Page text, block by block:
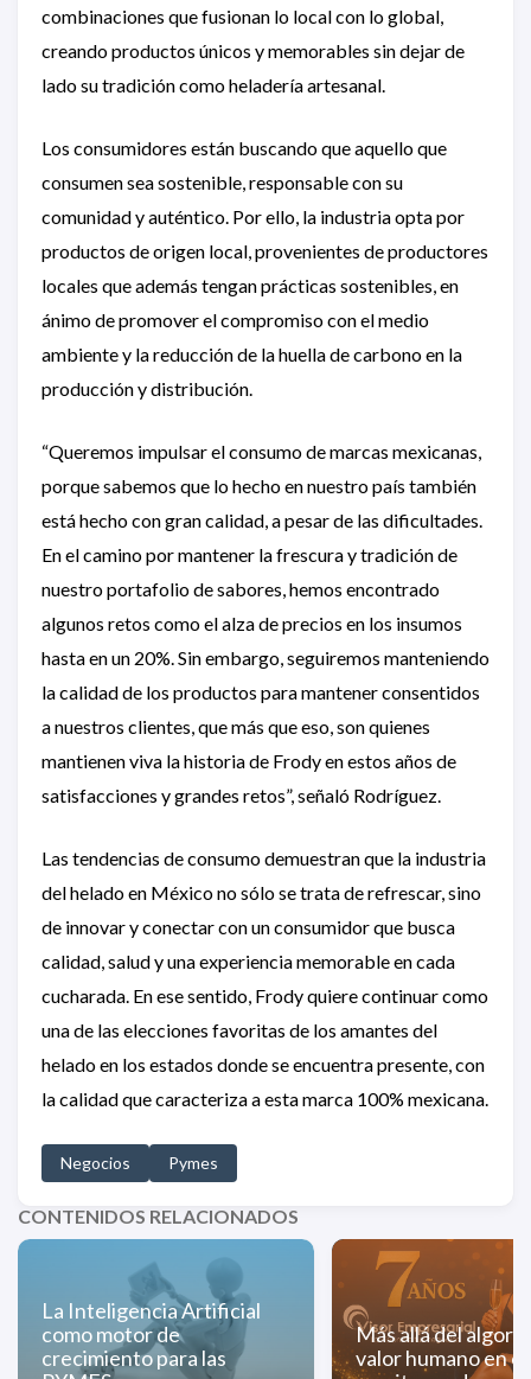
combinaciones que fusionan lo local con lo global,
creando productos únicos y memorables sin dejar de
lado su tradición como heladería artesanal.
Los consumidores están buscando que aquello que
consumen sea sostenible, responsable con su
comunidad y auténtico. Por ello, la industria opta por
productos de origen local, provenientes de productores
locales que además tengan prácticas sostenibles, en
ánimo de promover el compromiso con el medio
ambiente y la reducción de la huella de carbono en la
producción y distribución.
“Queremos impulsar el consumo de marcas mexicanas,
porque sabemos que lo hecho en nuestro país también
está hecho con gran calidad, a pesar de las dificultades.
En el camino por mantener la frescura y tradición de
nuestro portafolio de sabores, hemos encontrado
algunos retos como el alza de precios en los insumos
hasta en un 20%. Sin embargo, seguiremos manteniendo
la calidad de los productos para mantener consentidos
a nuestros clientes, que más que eso, son quienes
mantienen viva la historia de Frody en estos años de
satisfacciones y grandes retos”, señaló Rodríguez.
Las tendencias de consumo demuestran que la industria
del helado en México no sólo se trata de refrescar, sino
de innovar y conectar con un consumidor que busca
calidad, salud y una experiencia memorable en cada
cucharada. En ese sentido, Frody quiere continuar como
una de las elecciones favoritas de los amantes del
helado en los estados donde se encuentra presente, con
la calidad que caracteriza a esta marca 100% mexicana.
Negocios Pymes
CONTENIDOS RELACIONADOS
La Inteligencia Artificial
como motor de
crecimiento para las
Más allá del
valor humano en el